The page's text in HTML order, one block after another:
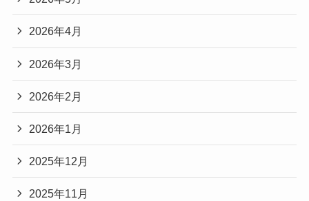
2026年4月
2026年3月
2026年2月
2026年1月
2025年12月
2025年11月